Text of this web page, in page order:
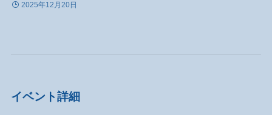
2025年12月20日
イベント詳細